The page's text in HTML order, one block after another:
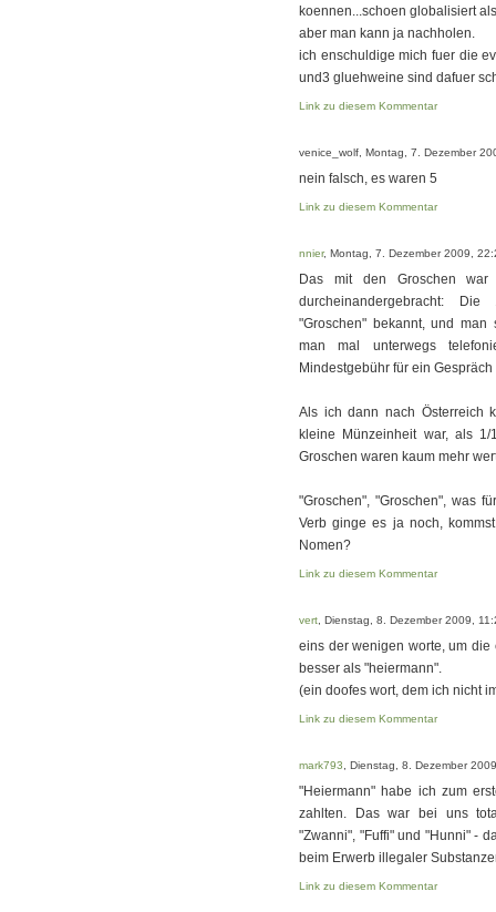
koennen...schoen globalisiert
aber man kann ja nachholen.
ich enschuldige mich fuer die
und3 gluehweine sind dafuer
Link zu diesem Kommentar
venice_wolf, Montag, 7. Dezember
nein falsch, es waren 5
Link zu diesem Kommentar
nnier, Montag, 7. Dezember 2009,
Das mit den Groschen
durcheinandergebracht:
"Groschen" bekannt, und man
man mal unterwegs
Mindestgebühr für ein
Als ich dann nach Österreich
kleine Münzeinheit war, als
Groschen waren kaum mehr
"Groschen", "Groschen", was
Verb ginge es ja noch,
Nomen?
Link zu diesem Kommentar
vert , Dienstag, 8. Dezember 2009,
eins der wenigen worte, um
besser als "heiermann".
(ein doofes wort, dem ich nicht
Link zu diesem Kommentar
mark793 , Dienstag, 8. Dezember
"Heiermann" habe ich zum
zahlten. Das war bei uns
"Zwanni", "Fuffi" und "Hunni" -
beim Erwerb illegaler
Link zu diesem Kommentar